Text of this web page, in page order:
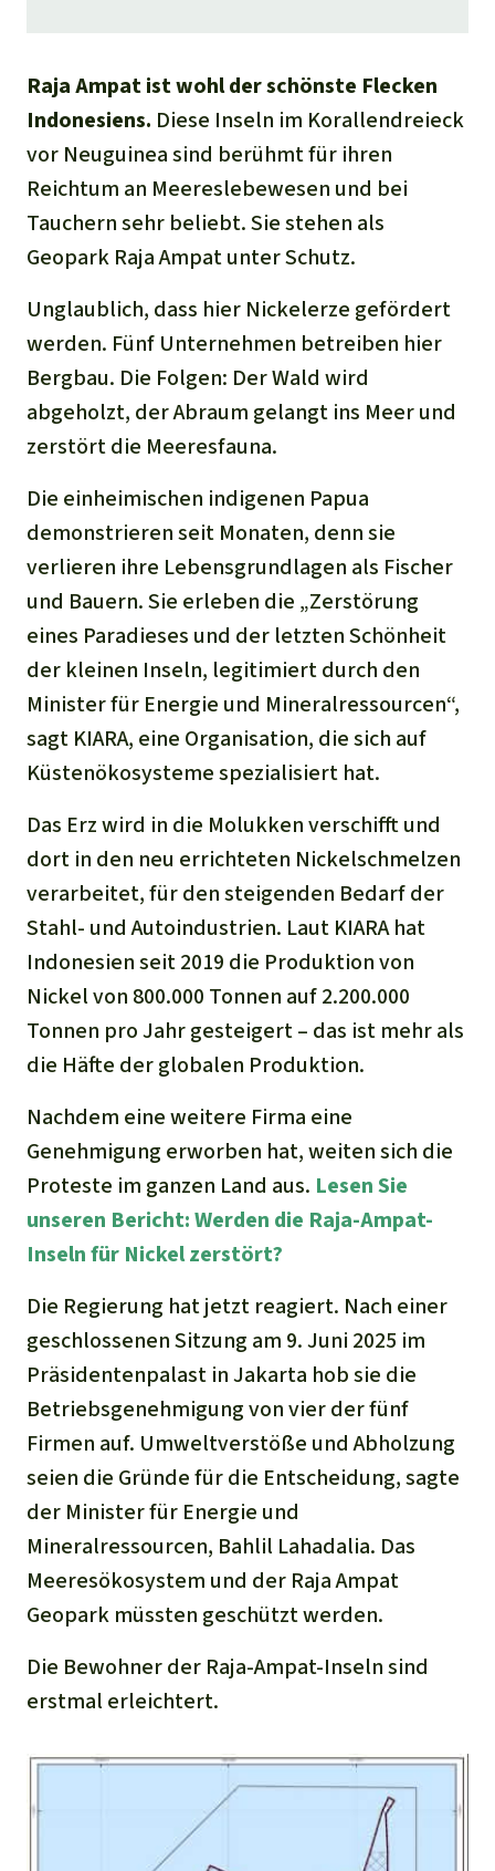
Raja Ampat ist wohl der schönste Flecken
Indonesiens. Diese Inseln im Korallendreieck
vor Neuguinea sind berühmt für ihren
Reichtum an Meereslebewesen und bei
Tauchern sehr beliebt. Sie stehen als
Geopark Raja Ampat unter Schutz.
Unglaublich, dass hier Nickelerze gefördert
werden. Fünf Unternehmen betreiben hier
Bergbau. Die Folgen: Der Wald wird
abgeholzt, der Abraum gelangt ins Meer und
zerstört die Meeresfauna.
Die einheimischen indigenen Papua
demonstrieren seit Monaten, denn sie
verlieren ihre Lebensgrundlagen als Fischer
und Bauern. Sie erleben die „Zerstörung
eines Paradieses und der letzten Schönheit
der kleinen Inseln, legitimiert durch den
Minister für Energie und Mineralressourcen“,
sagt KIARA, eine Organisation, die sich auf
Küstenökosysteme spezialisiert hat.
Das Erz wird in die Molukken verschifft und
dort in den neu errichteten Nickelschmelzen
verarbeitet, für den steigenden Bedarf der
Stahl- und Autoindustrien. Laut KIARA hat
Indonesien seit 2019 die Produktion von
Nickel von 800.000 Tonnen auf 2.200.000
Tonnen pro Jahr gesteigert – das ist mehr als
die Häfte der globalen Produktion.
Nachdem eine weitere Firma eine
Genehmigung erworben hat, weiten sich die
Proteste im ganzen Land aus. Lesen Sie
unseren Bericht: Werden die Raja-Ampat-
Inseln für Nickel zerstört?
Die Regierung hat jetzt reagiert. Nach einer
geschlossenen Sitzung am 9. Juni 2025 im
Präsidentenpalast in Jakarta hob sie die
Betriebsgenehmigung von vier der fünf
Firmen auf. Umweltverstöße und Abholzung
seien die Gründe für die Entscheidung, sagte
der Minister für Energie und
Mineralressourcen, Bahlil Lahadalia. Das
Meeresökosystem und der Raja Ampat
Geopark müssten geschützt werden.
Die Bewohner der Raja-Ampat-Inseln sind
erstmal erleichtert.